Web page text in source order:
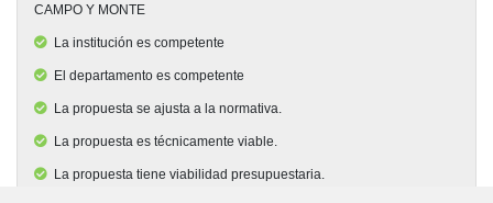
CAMPO Y MONTE
La institución es competente
El departamento es competente
La propuesta se ajusta a la normativa.
La propuesta es técnicamente viable.
La propuesta tiene viabilidad presupuestaria.